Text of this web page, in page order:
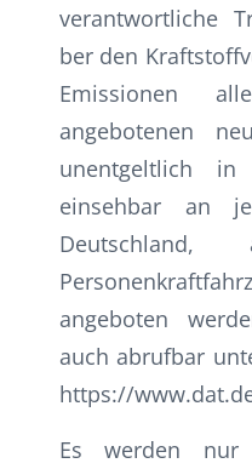
verantwortliche
ber den
Emissionen
angebotenen
unentgeltlich in
einsehbar an
angeboten
auch abrufbar
https://
Es werden nur